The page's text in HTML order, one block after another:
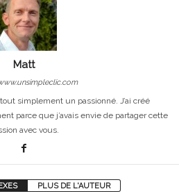
Matt
simplement un passionné. J’ai créé
parce que j’avais envie de partager cette
avec vous.
PLUS DE L'AUTEUR